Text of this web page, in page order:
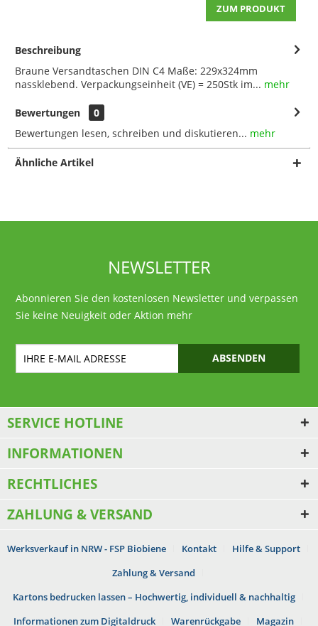
ZUM PRODUKT
Beschreibung
Braune Versandtaschen DIN C4 Maße: 229x324mm
nassklebend. Verpackungseinheit (VE) = 250Stk im... mehr
Bewertungen
0
Bewertungen lesen, schreiben und diskutieren... mehr
Ähnliche Artikel
NEWSLETTER
Abonnieren Sie den kostenlosen Newsletter und verpassen
Sie keine Neuigkeit oder Aktion mehr
ABSENDEN
SERVICE HOTLINE
INFORMATIONEN
RECHTLICHES
ZAHLUNG & VERSAND
Werksverkauf in NRW - FSP Biobiene Kontakt
Hilfe & Support
Zahlung & Versand
Kartons bedrucken lassen – Hochwertig, individuell & nachhaltig
Informationen zum Digitaldruck
Warenrückgabe Magazin